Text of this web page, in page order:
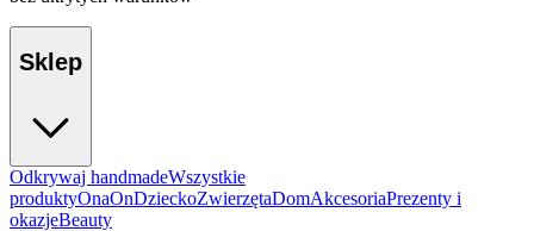
Sklep
Odkrywaj handmadeWszystkie
produktyOnaOnDzieckoZwierzętaDomAkcesoriaPrezenty i
okazjeBeauty